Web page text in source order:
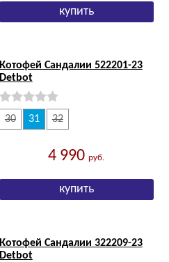
Котофей Сандалии 522201-23
Detbot
30 31 32
4 990руб.
Котофей Сандалии 322209-23
Detbot